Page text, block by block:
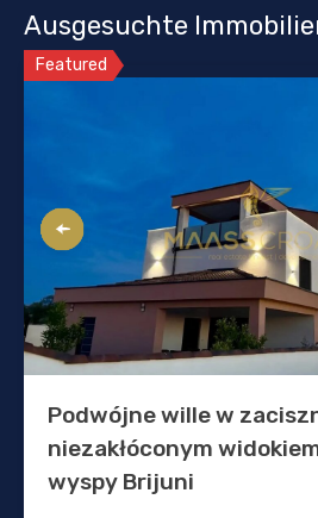
Ausgesuchte
Featured
Podwójne wille w
niezakłóconym
wyspy Brijuni